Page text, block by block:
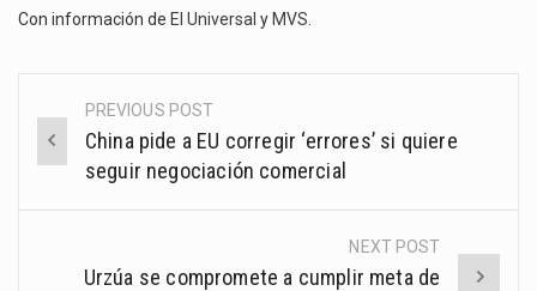
Con información de El Universal y MVS
Post
navigation
PREVIOUS POST
China pide a EU corregir ‘errores’ si quiere
seguir negociación comercial
NEXT POST
Urzúa se compromete a cumplir meta de